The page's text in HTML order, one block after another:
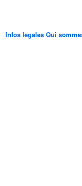
Infos legalesQui